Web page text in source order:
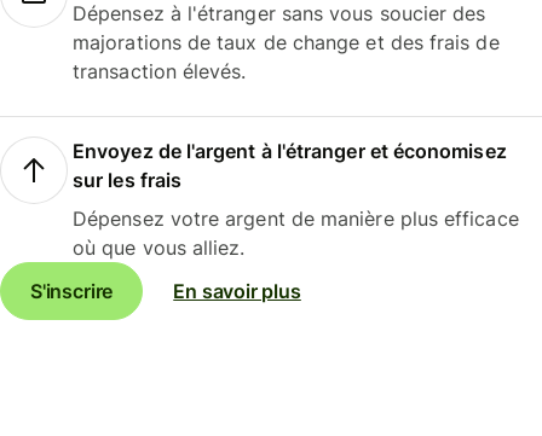
Dépensez à l'étranger sans vous soucier des
majorations de taux de change et des frais de
transaction élevés.
Envoyez de l'argent à l'étranger et économisez
sur les frais
Dépensez votre argent de manière plus efficace
où que vous alliez.
S'inscrire
En savoir plus